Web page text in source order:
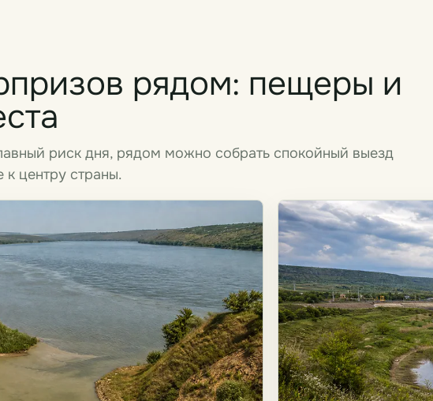
рядом: пещеры и
риск дня, рядом можно собрать спокойный выезд
центру страны.